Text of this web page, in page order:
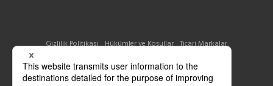
Gizlilik Politikası Hükümler ve Koşullar Ticari Markalar